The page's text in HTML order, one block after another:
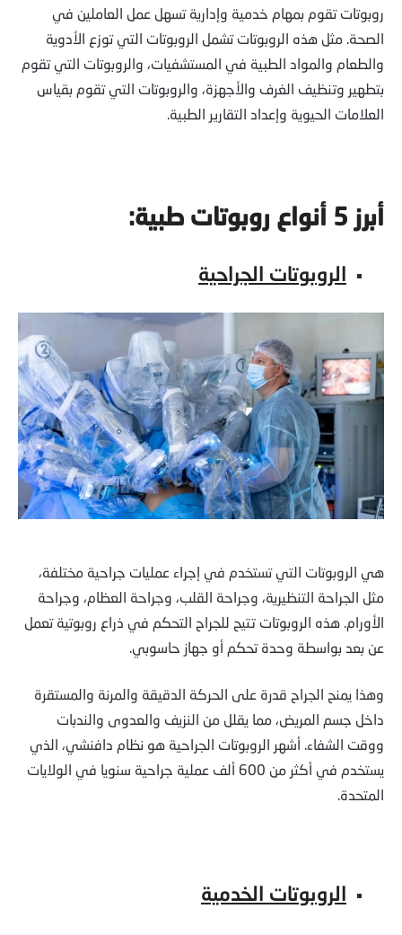
روبوتات تقوم بمهام خدمية وإدارية تسهل عمل العاملين في
الصحة. مثل هذه الروبوتات تشمل الروبوتات التي توزع الأدوية
والطعام والمواد الطبية في المستشفيات، والروبوتات التي تقوم
بتطهير وتنظيف الغرف والأجهزة، والروبوتات التي تقوم بقياس
العلامات الحيوية وإعداد التقارير الطبية.
أبرز 5 أنواع روبوتات طبية:
الروبوتات الجراحية
هي الروبوتات التي تستخدم في إجراء عمليات جراحية مختلفة،
مثل الجراحة التنظيرية، وجراحة القلب، وجراحة العظام، وجراحة
الأورام. هذه الروبوتات تتيح للجراح التحكم في ذراع روبوتية تعمل
عن بعد بواسطة وحدة تحكم أو جهاز حاسوبي.
وهذا يمنح الجراح قدرة على الحركة الدقيقة والمرنة والمستقرة
داخل جسم المريض، مما يقلل من النزيف والعدوى والندبات
ووقت الشفاء. أشهر الروبوتات الجراحية هو نظام دافنشي، الذي
يستخدم في أكثر من 600 ألف عملية جراحية سنويا في الولايات
المتحدة.
الروبوتات الخدمية